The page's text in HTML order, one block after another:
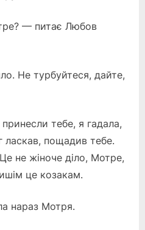
— питає Любов
Не турбуйтеся, дайте,
тебе, я гадала,
ласкав, пощадив тебе.
не жіноче діло, Мотре,
це козакам.
нараз Мотря.